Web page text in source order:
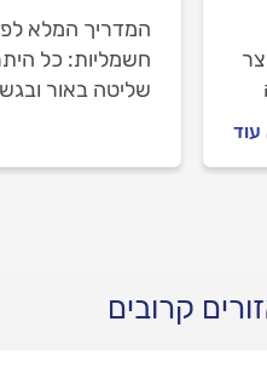
המדריך המלא
חשמליות: כל
שליטה באור
עלויות תחזוקה
התקנה. היכנסו
קרובים